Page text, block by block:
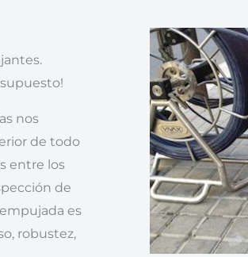
nos
de todo
entre los
de
es
robustez,